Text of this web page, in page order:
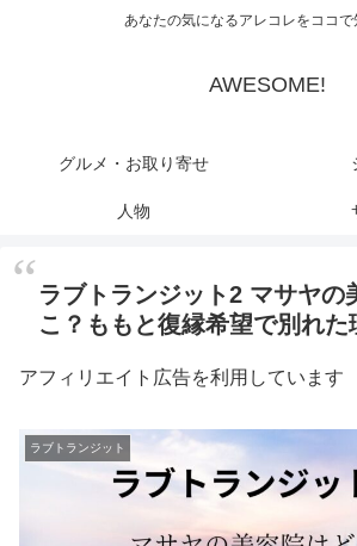
あなたの気になるアレコレをココで
AWESOME!
グルメ・お取り寄せ
人物
ラブトランジット2 マサヤの
こ？ももと復縁希望で別れた
アフィリエイト広告を利用しています
ラブトランジット